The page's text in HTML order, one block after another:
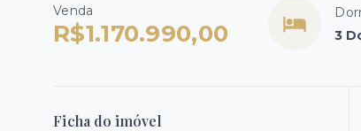
Venda
R$1.170.990,00
3
Ficha do imóvel